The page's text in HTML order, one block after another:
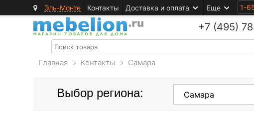
Эль-Монте Контакты Доставка и оплата Еще 1-
+7 (495)
Главная > Контакты > Самара
Выбор региона: